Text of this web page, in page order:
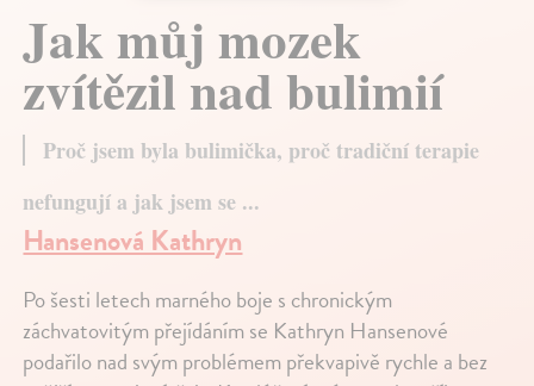
Jak můj mozek
zvítězil nad bulimií
Proč jsem byla bulimička, proč tradiční terapie
nefungují a jak jsem se ...
Hansenová Kathryn
Po šesti letech marného boje s chronickým
záchvatovitým přejídáním se Kathryn Hansenové
podařilo nad svým problémem překvapivě rychle a bez